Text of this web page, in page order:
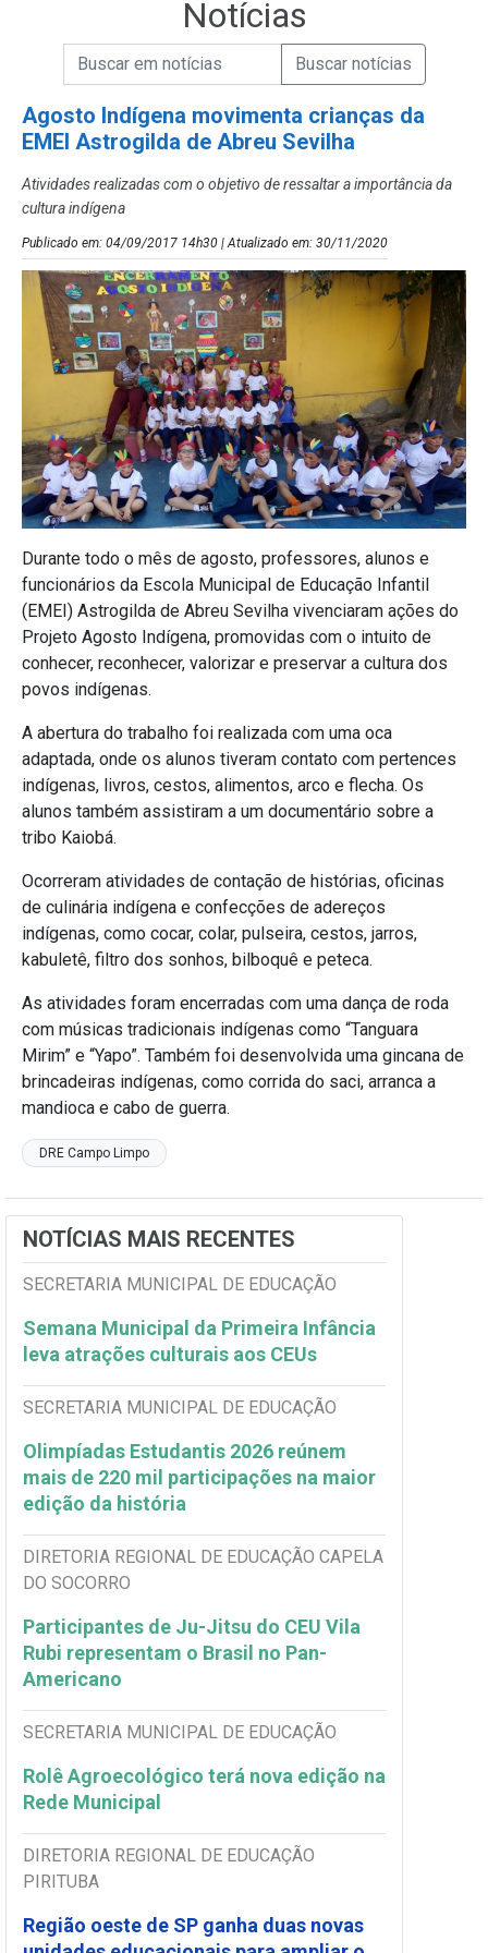
Notícias
Campo de Busca de Notícias
Campo de Busca de informaçõesEnviar a Busca de Notícias
Agosto Indígena movimenta crianças da
EMEI Astrogilda de Abreu Sevilha
Atividades realizadas com o objetivo de ressaltar a importância da
cultura indígena
Publicado em: 04/09/2017 14h30 | Atualizado em: 30/11/2020
Durante todo o mês de agosto, professores, alunos e
funcionários da Escola Municipal de Educação Infantil
(EMEI) Astrogilda de Abreu Sevilha vivenciaram ações do
Projeto Agosto Indígena, promovidas com o intuito de
conhecer, reconhecer, valorizar e preservar a cultura dos
povos indígenas.
A abertura do trabalho foi realizada com uma oca
adaptada, onde os alunos tiveram contato com pertences
indígenas, livros, cestos, alimentos, arco e flecha. Os
alunos também assistiram a um documentário sobre a
tribo Kaiobá.
Ocorreram atividades de contação de histórias, oficinas
de culinária indígena e confecções de adereços
indígenas, como cocar, colar, pulseira, cestos, jarros,
kabuletê, filtro dos sonhos, bilboquê e peteca.
As atividades foram encerradas com uma dança de roda
com músicas tradicionais indígenas como “Tanguara
Mirim” e “Yapo”. Também foi desenvolvida uma gincana de
brincadeiras indígenas, como corrida do saci, arranca a
mandioca e cabo de guerra.
DRE Campo Limpo
NOTÍCIAS MAIS RECENTES
SECRETARIA MUNICIPAL DE EDUCAÇÃO
Semana Municipal da Primeira Infância
leva atrações culturais aos CEUs
SECRETARIA MUNICIPAL DE EDUCAÇÃO
Olimpíadas Estudantis 2026 reúnem
mais de 220 mil participações na maior
edição da história
DIRETORIA REGIONAL DE EDUCAÇÃO CAPELA
DO SOCORRO
Participantes de Ju-Jitsu do CEU Vila
Rubi representam o Brasil no Pan-
Americano
SECRETARIA MUNICIPAL DE EDUCAÇÃO
Rolê Agroecológico terá nova edição na
Rede Municipal
DIRETORIA REGIONAL DE EDUCAÇÃO
PIRITUBA
Região oeste de SP ganha duas novas